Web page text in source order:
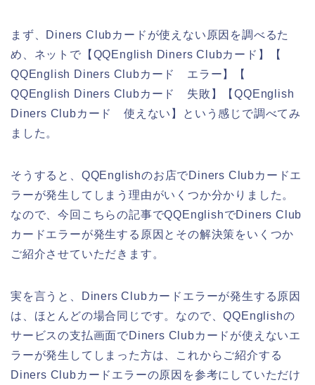
まず、Diners Clubカードが使えない原因を調べるた
め、ネットで【QQEnglish Diners Clubカード】【
QQEnglish Diners Clubカード エラー】【
QQEnglish Diners Clubカード 失敗】【QQEnglish
Diners Clubカード 使えない】という感じで調べてみ
ました。
そうすると、QQEnglishのお店でDiners Clubカードエ
ラーが発生してしまう理由がいくつか分かりました。
なので、今回こちらの記事でQQEnglishでDiners Club
カードエラーが発生する原因とその解決策をいくつか
ご紹介させていただきます。
実を言うと、Diners Clubカードエラーが発生する原因
は、ほとんどの場合同じです。なので、QQEnglishの
サービスの支払画面でDiners Clubカードが使えないエ
ラーが発生してしまった方は、これからご紹介する
Diners Clubカードエラーの原因を参考にしていただけ